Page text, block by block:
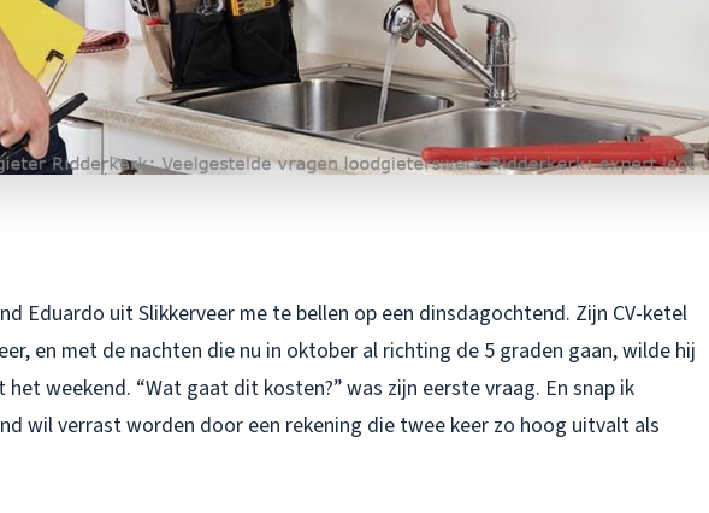
Eduardo uit Slikkerveer me te bellen op een dinsdagochtend. Zijn CV-ketel
en met de nachten die nu in oktober al richting de 5 graden gaan, wilde hij
weekend. “Wat gaat dit kosten?” was zijn eerste vraag. En snap ik
wil verrast worden door een rekening die twee keer zo hoog uitvalt als